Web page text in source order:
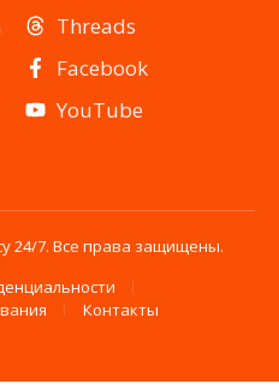
Threads
Facebook
YouTube
24/7. Все права защищены.
Контакты